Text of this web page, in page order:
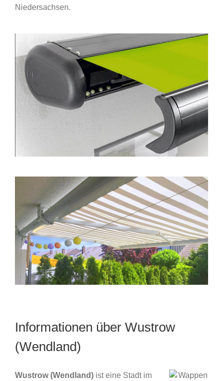
Niedersachsen.
Informationen über Wustrow
(Wendland)
Wustrow (Wendland) ist eine Stadt im